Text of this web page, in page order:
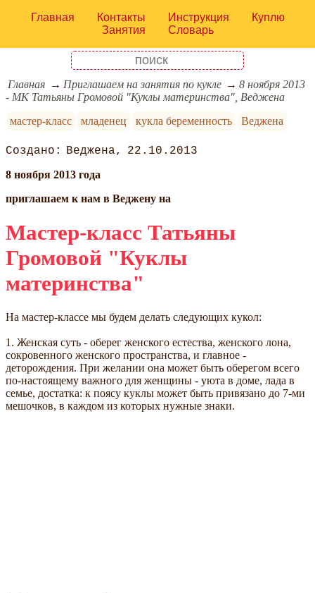
Главная Контакты Инструкция
Куплю
Занятия
Словарь
Главная Приглашаем на занятия по кукле
8 ноября 2013
- МК Татьяны Громовой "Куклы материнства", Веджена
мастер-класс
младенец кукла беременность Веджена
Веджена 22.10.2013
8 ноября 2013 года
приглашаем к нам в Веджену на
Мастер-класс Татьяны
Громовой "Куклы
материнства"
На мастер-классе мы будем делать следующих кукол:
1. Женская суть - оберег женского естества, женского лона,
сокровенного женского пространства, и главное -
деторождения. При желании она может быть оберегом всего
по-настоящему важного для женщины - уюта в доме, лада в
семье, достатка: к поясу куклы может быть привязано до 7-ми
мешочков, в каждом из которых нужные знаки.